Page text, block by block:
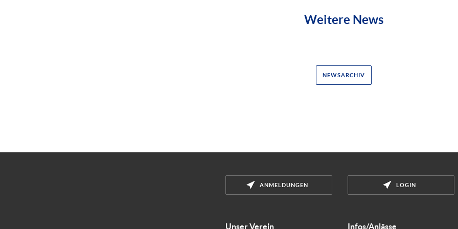
Weitere News
NEWSARCHIV
ANMELDUNGEN LOGIN
Unser Verein Infos/Anlässe